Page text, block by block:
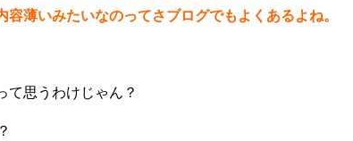
薄いみたいなのってさブログでもよくあるよね。
て思うわけじゃん？